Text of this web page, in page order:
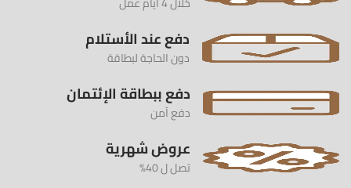
دفع عند الأستلام
دون الحاجة لبطاقة
دفع ببطاقة الإئتمان
دفع آمن
عروض شهرية
تصل ل 40%